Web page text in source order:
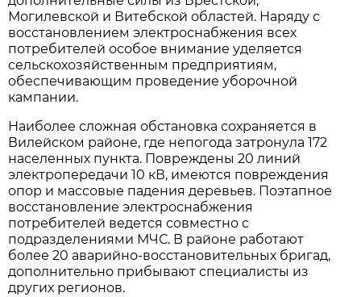
Могилевской и Витебской областей. Наряду с
восстановлением электроснабжения всех
потребителей особое внимание уделяется
сельскохозяйственным предприятиям,
обеспечивающим проведение уборочной
кампании.
Наиболее сложная обстановка сохраняется в
Вилейском районе, где непогода затронула 172
населенных пункта. Повреждены 20 линий
электропередачи 10 кВ, имеются повреждения
опор и массовые падения деревьев. Поэтапное
восстановление электроснабжения
потребителей ведется совместно с
подразделениями МЧС. В районе работают
более 20 аварийно-восстановительных бригад,
дополнительно прибывают специалисты из
других регионов.